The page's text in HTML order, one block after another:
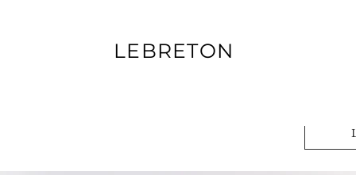
LEBRETON